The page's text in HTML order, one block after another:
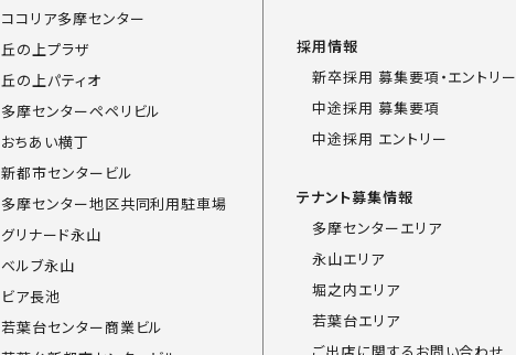
ココリア多摩センター
丘の上プラザ
丘の上パティオ
多摩センターペペリビル
おちあい横丁
新都市センタービル
多摩センター地区共同利用駐車場
グリナード永山
ベルブ永山
ビア長池
若葉台センター商業ビル
採用情報
新卒採用 募集要項・エントリー
中途採用 募集要項
中途採用 エントリー
テナント募集情報
多摩センターエリア
永山エリア
堀之内エリア
若葉台エリア